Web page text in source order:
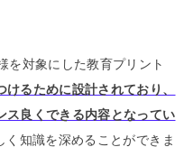
を対象にした教育プリント
るために設計されており、
ス良くできる内容となってい
知識を深めることができま